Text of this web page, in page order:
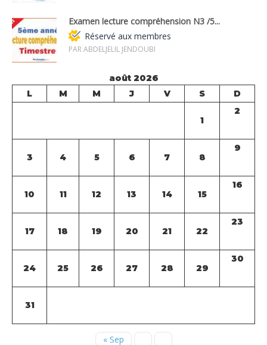
Examen lecture compréhension N3 /5...
Réservé aux membres
PAR ABDELJELIL JENDOUBI
août 2026
L
M M J V S D
1
2
3 4 5 6 7 8
9
10 11 12 13 14 15
16
17 18 19 20 21 22
23
24 25 26 27 28 29
30
31
« Sep